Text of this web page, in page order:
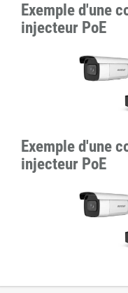
Exemple d'une
injecteur PoE
Exemple d'une
injecteur PoE